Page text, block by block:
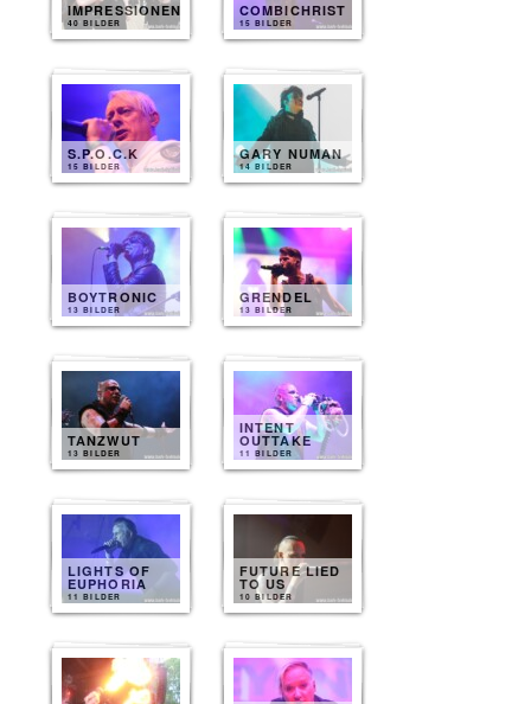
IMPRESSIONEN
40 BILDER
COMBICHRIST
15 BILDER
S.P.O.C.K
15 BILDER
GARY NUMAN
14 BILDER
BOYTRONIC
13 BILDER
GRENDEL
13 BILDER
TANZWUT
13 BILDER
INTENT
OUTTAKE
11 BILDER
LIGHTS OF
EUPHORIA
11 BILDER
FUTURE LIED
TO US
10 BILDER